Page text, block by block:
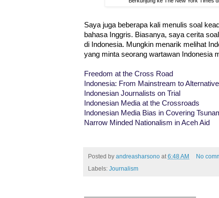
Saya juga beberapa kali menulis soal
bahasa Inggris. Biasanya, saya cerita
di Indonesia. Mungkin menarik melihat
yang minta seorang wartawan Indonesia
Freedom at the Cross Road
Indonesia: From Mainstream to
Indonesian Journalists on Trial
Indonesian Media at the Crossroads
Indonesian Media Bias in Covering
Narrow Minded Nationalism in Aceh Aid
Posted by andreasharsono at6:48 AM
No
Labels: Journalism